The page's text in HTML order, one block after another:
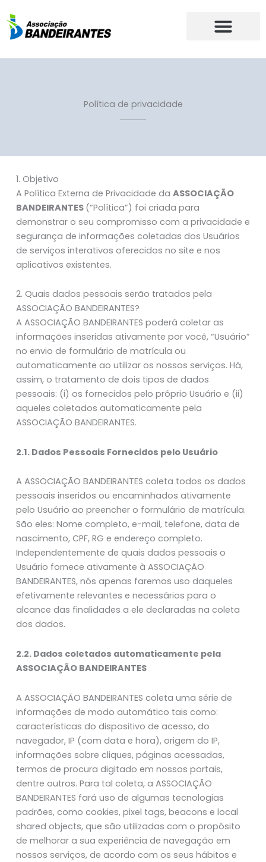
para
Política de privacidade
1. Objetivo
A Política Externa de Privacidade da ASSOCIAÇÃO
BANDEIRANTES (“Política”) foi criada para
demonstrar o seu compromisso com a privacidade e
segurança de informações coletadas dos Usuários
de serviços interativos oferecidos no site e nos
aplicativos existentes.
2. Quais dados pessoais serão tratados pela
ASSOCIAÇÃO BANDEIRANTES?
A ASSOCIAÇÃO BANDEIRANTES poderá coletar as
informações inseridas ativamente por você, “Usuário”
no envio de formulário de matrícula ou
automaticamente ao utilizar os nossos serviços. Há,
assim, o tratamento de dois tipos de dados
pessoais: (i) os fornecidos pelo próprio Usuário e (ii)
aqueles coletados automaticamente pela
ASSOCIAÇÃO BANDEIRANTES.
2.1. Dados Pessoais Fornecidos pelo Usuário
A ASSOCIAÇÃO BANDEIRANTES coleta todos os dados
pessoais inseridos ou encaminhados ativamente
pelo Usuário ao preencher o formulário de matrícula.
São eles: Nome completo, e-mail, telefone, data de
nascimento, CPF, RG e endereço completo.
Independentemente de quais dados pessoais o
Usuário fornece ativamente à ASSOCIAÇÃO
BANDEIRANTES, nós apenas faremos uso daqueles
efetivamente relevantes e necessários para o
alcance das finalidades a ele declaradas na coleta
dos dados.
2.2. Dados coletados automaticamente pela
ASSOCIAÇÃO BANDEIRANTES
A ASSOCIAÇÃO BANDEIRANTES coleta uma série de
informações de modo automático tais como:
características do dispositivo de acesso, do
navegador, IP (com data e hora), origem do IP,
informações sobre cliques, páginas acessadas,
termos de procura digitado em nossos portais,
dentre outros. Para tal coleta, a ASSOCIAÇÃO
BANDEIRANTES fará uso de algumas tecnologias
padrões, como cookies, pixel tags, beacons e local
shared objects, que são utilizadas com o propósito
de melhorar a sua experiência de navegação em
nossos serviços, de acordo com os seus hábitos e